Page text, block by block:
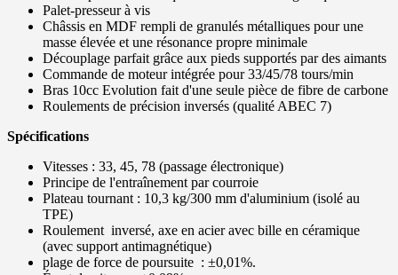
Palet-presseur à vis
Châssis en MDF rempli de granulés métalliques pour une
masse élevée et une résonance propre minimale
Découplage parfait grâce aux pieds supportés par des aimants
Commande de moteur intégrée pour 33/45/78 tours/min
Bras 10cc Evolution fait d'une seule pièce de fibre de carbone
Roulements de précision inversés (qualité ABEC 7)
Spécifications
Vitesses : 33, 45, 78 (passage électronique)
Principe de l'entraînement par courroie
Plateau tournant : 10,3 kg/300 mm d'aluminium (isolé au
TPE)
Roulement inversé, axe en acier avec bille en céramique
(avec support antimagnétique)
plage de force de poursuite : ±0,01%.